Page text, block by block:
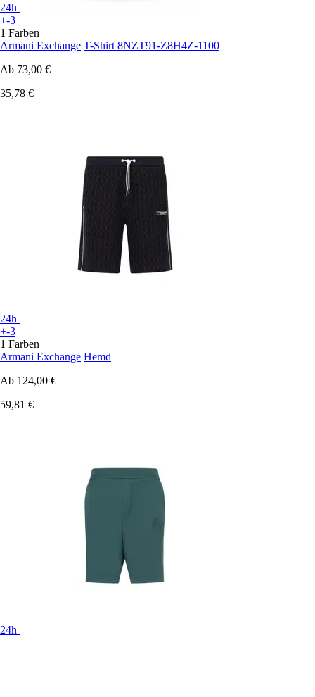
24h
+-3
1 Farben
Armani Exchange T-Shirt 8NZT91-Z8H4Z-1100
Ab 73,00 €
35,78 €
24h
+-3
1 Farben
Armani Exchange Hemd
Ab 124,00 €
59,81 €
24h